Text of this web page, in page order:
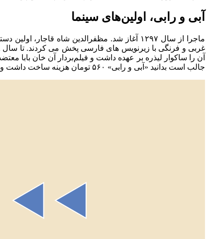
آبی و رابی، اولین‌های سینما
آن را ساکوار لیذره بر عهده داشت و فیلم‌بردار آن خان بابا
جالب است بدانید «آبی و رابی» ۵۶۰ تومان هزینه ساخت داشت و هفت هزار تومان نصیب تهیه کننده‌اش کرد و اولین سکانس اکران این فیلم جمعه ۱۲ دی ۱۳۰۹، ساعت دو بعد از ظهر در سینما مایاک بود.